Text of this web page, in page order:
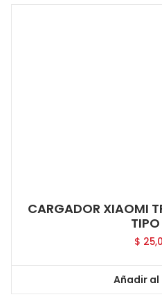
CARGADOR XIAOMI
$
Añadir